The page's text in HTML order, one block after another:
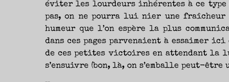
éviter les lourdeurs inhérentes à ce type
pas, on ne pourra lui nier une fraîcheur
humeur que l’on espère la plus
dans ces pages parvenaient à essaimer
de ces petites victoires en attendant
s’ensuivre (bon, là, on s’emballe peut-être